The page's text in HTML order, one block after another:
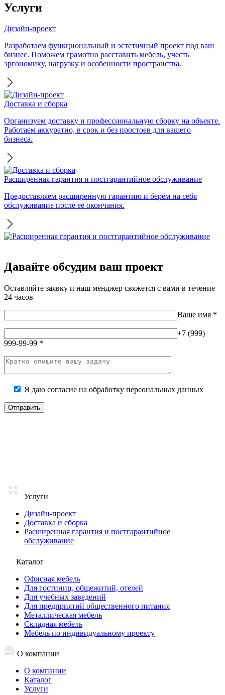
Услуги
Дизайн-проект
Разработаем функциональный и эстетичный проект под ваш
бизнес. Поможем грамотно расставить мебель, учесть
эргономику, нагрузку и особенности пространства.
Доставка и сборка
Организуем доставку и профессиональную сборку на объекте.
Работаем аккуратно, в срок и без простоев для вашего
бизнеса.
Расширенная гарантия и постгарантийное обслуживание
Предоставляем расширенную гарантию и берём на себя
обслуживание после её окончания.
Давайте обсудим ваш проект
Оставляйте заявку и наш менджер свяжется с вами в течение
24 часов
Ваше имя *
+7 (999)
999-99-99 *
Я даю согласие на обработку персональных данных
Услуги
Дизайн-проект
Доставка и сборка
Расширенная гарантия и постгарантийное
обслуживание
Каталог
Офисная мебель
Для гостиниц, общежитий, отелей
Для учебных заведений
Для предприятий общественного питания
Металлическая мебель
Складная мебель
Мебель по индивидуальному проекту
О компании
О компании
Каталог
Услуги